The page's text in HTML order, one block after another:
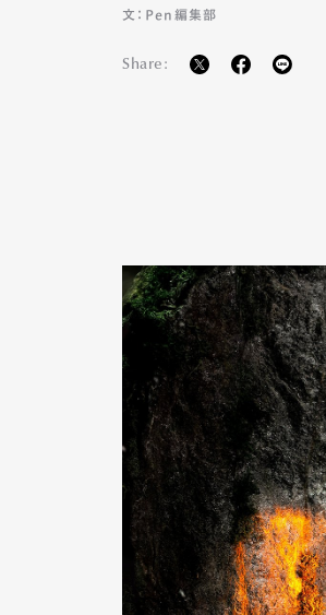
文：Pen編集部
Share: